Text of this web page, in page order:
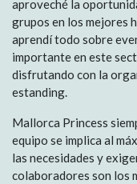
aproveché la
grupos en los mejores
aprendí todo sobre
importante en este
disfrutando con la
estanding.
Mallorca Princess
equipo se implica al
las necesidades y
colaboradores son los